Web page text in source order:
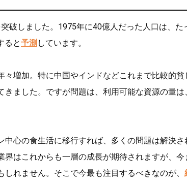
突破しました。1975年に40億人だった人口は、た
ると予測 しています。
々増加。特に中国やインドなどこれまで比較的
ました。ですが問題は、利用可能な資源の量
中心の食生活に移行すれば、多くの問題は解決
はこれからも一層の成長が期待されますが、
れません。そこで今最も注目するべきなのが、